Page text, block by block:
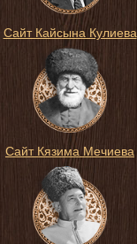
Сайт Кайсына Кулиева
Сайт Кязима Мечиева